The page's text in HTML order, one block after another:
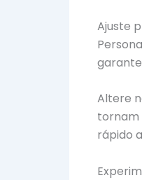
Ajuste
Altere
tornam
rápido